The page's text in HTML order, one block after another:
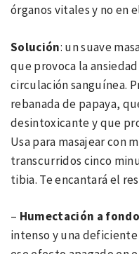
órganos vitales y no en
Solución: un suave
que provoca la
circulación sanguínea.
rebanada de papaya,
desintoxicante y que
Usa para masajear con
transcurridos cinco
tibia. Te encantará el
– Humectación a fondo
intenso y una